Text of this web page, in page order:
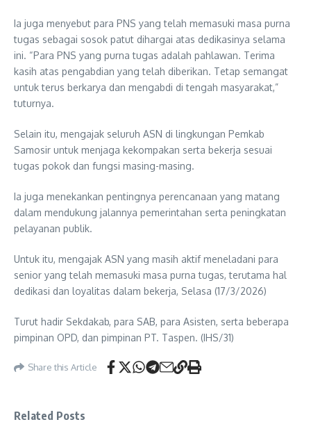
Ia juga menyebut para PNS yang telah memasuki masa purna
tugas sebagai sosok patut dihargai atas dedikasinya selama
ini. “Para PNS yang purna tugas adalah pahlawan. Terima
kasih atas pengabdian yang telah diberikan. Tetap semangat
untuk terus berkarya dan mengabdi di tengah masyarakat,”
tuturnya.
Selain itu, mengajak seluruh ASN di lingkungan Pemkab
Samosir untuk menjaga kekompakan serta bekerja sesuai
tugas pokok dan fungsi masing-masing.
Ia juga menekankan pentingnya perencanaan yang matang
dalam mendukung jalannya pemerintahan serta peningkatan
pelayanan publik.
Untuk itu, mengajak ASN yang masih aktif meneladani para
senior yang telah memasuki masa purna tugas, terutama hal
dedikasi dan loyalitas dalam bekerja, Selasa (17/3/2026)
Turut hadir Sekdakab, para SAB, para Asisten, serta beberapa
pimpinan OPD, dan pimpinan PT. Taspen. (IHS/31)
Share this Article
Related Posts